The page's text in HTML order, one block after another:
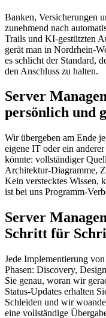
Banken, Versicherungen
zunehmend nach
Trails und KI-gestützten
gerät man in Nordrhein-
es schlicht der Standard,
den Anschluss zu halten.
Server
persönlich und
Wir übergeben am Ende
eigene IT oder ein
könnte: vollständiger
Architektur-Diagramme,
Kein verstecktes Wissen,
ist bei uns Programm-
Server
Schritt für
Jede Implementierung
Phasen: Discovery,
Sie genau, woran wir
Status-Updates erhalten
Schleiden und wir
eine vollständige